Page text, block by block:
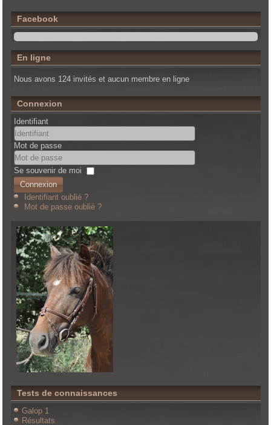
Facebook
En ligne
Nous avons 124 invités et aucun membre en ligne
Connexion
Identifiant
Mot de passe
Se souvenir de moi
Connexion
Identifiant oublié ?
Mot de passe oublié ?
Tests de connaissances
Galop 1
Résultats